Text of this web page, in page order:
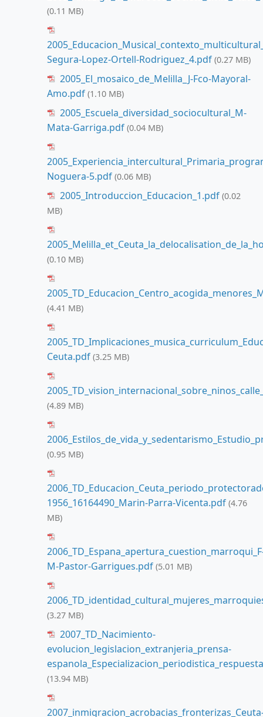
(0.11 MB)
Segura-Lopez-Ortell-Rodriguez_4.pdf (0.27 MB)
2005_El_mosaico_de_Melilla_J-Fco-Mayoral-
Amo.pdf (1.10 MB)
2005_Escuela_diversidad_sociocultural_M-
Mata-Garriga.pdf (0.04 MB)
Noguera-5.pdf (0.06 MB)
2005_Introduccion_Educacion_1.pdf (0.02
MB)
(0.10 MB)
(4.41 MB)
Ceuta.pdf (3.25 MB)
(4.89 MB)
(0.95 MB)
1956_16164490_Marin-Parra-Vicenta.pdf (4.76
MB)
M-Pastor-Garrigues.pdf (5.01 MB)
(3.27 MB)
2007_TD_Nacimiento-
evolucion_legislacion_extranjeria_prensa-
(13.94 MB)